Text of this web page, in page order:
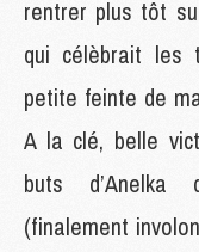
rentrer plus tôt
qui célèbrait les
petite feinte de
A la clé, belle
buts d’Anelka
(finalement